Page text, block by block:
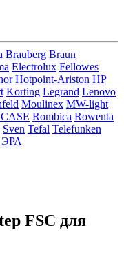
Brauberg Braun
Electrolux Fellowes
Hotpoint-Ariston HP
Korting Legrand Lenovo
Moulinex MW-light
Rombica Rowenta
Sven Tefal Telefunken
ЭРА
FSC для